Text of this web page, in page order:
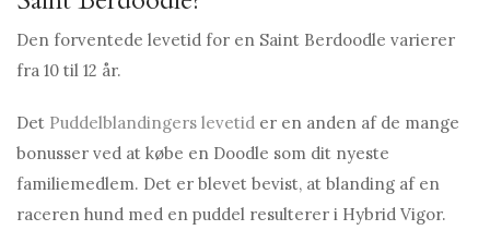
Den forventede levetid for en Saint Berdoodle varierer
fra 10 til 12 år.
Det Puddelblandingers levetid er en anden af ​​de mange
bonusser ved at købe en Doodle som dit nyeste
familiemedlem. Det er blevet bevist, at blanding af en
raceren hund med en puddel resulterer i Hybrid Vigor.